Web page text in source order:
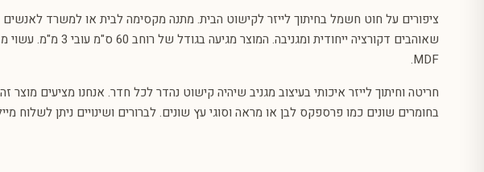
ציפורים על חוט חשמל בחיתוך לייזר לקישוט הבית. מתנה מקסימה לבית או למשרד לאנשים
שאוהבים דקורציה ייחודית ומגניבה. המוצר מגיעה בגודל של רוחב 60 ס"מ עובי
MDF.
חריטה וחיתוך לייזר איכותי בעיצוב מגניב שיהיה קישוט נהדר לכל חדר. אנחנו מציעים מוצר
בחומרים שונים כמו פרספקס לבן או מראה וסוגי עץ שונים. לברורים ושינויים ניתן לשלוח